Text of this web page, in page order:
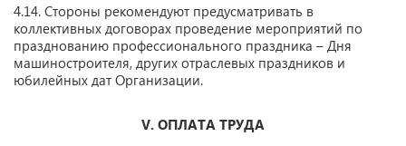
4.14. Стороны рекомендуют предусматривать в
коллективных договорах проведение мероприятий по
празднованию профессионального праздника – Дня
машиностроителя, других отраслевых праздников и
юбилейных дат Организации.
V. ОПЛАТА ТРУДА